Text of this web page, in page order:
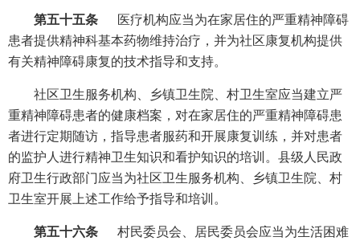
第五十五条
医疗机构应当为在家居住的严重精神障碍
患者提供精神科基本药物维持治疗，并为社区康复机构提供
有关精神障碍康复的技术指导和支持。
社区卫生服务机构、乡镇卫生院、村卫生室应当建立严
重精神障碍患者的健康档案，对在家居住的严重精神障碍患
者进行定期随访，指导患者服药和开展康复训练，并对患者
的监护人进行精神卫生知识和看护知识的培训。县级人民政
府卫生行政部门应当为社区卫生服务机构、乡镇卫生院、村
卫生室开展上述工作给予指导和培训。
第五十六条
村民委员会、居民委员会应当为生活困难